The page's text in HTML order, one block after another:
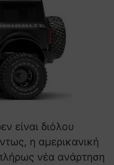
είναι διόλου
η αμερικανική
πλήρως νέα ανάρτηση